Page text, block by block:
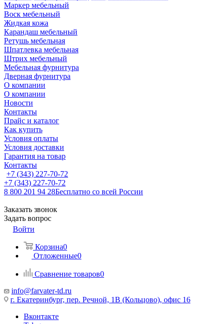
Маркер мебельный
Воск мебельный
Жидкая кожа
Карандаш мебельный
Ретушь мебельная
Шпатлевка мебельная
Штрих мебельный
Мебельная фурнитура
Дверная фурнитура
О компании
О компании
Новости
Контакты
Прайс и каталог
Как купить
Условия оплаты
Условия доставки
Гарантия на товар
Контакты
+7 (343) 227-70-72
+7 (343) 227-70-72
8 800 201 94 28Бесплатно со всей России
Заказать звонок
Задать вопрос
Войти
Корзина0
Отложенные0
Сравнение товаров0
info@farvater-td.ru
г. Екатеринбург, пер. Речной, 1В (Кольцово), офис 16
Вконтакте